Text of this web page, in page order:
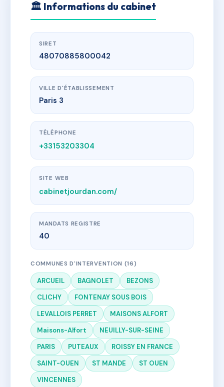
🏛 Informations du cabinet
SIRET
48070885800042
VILLE D'ÉTABLISSEMENT
Paris 3
TÉLÉPHONE
+33153203304
SITE WEB
cabinetjourdan.com/
MANDATS REGISTRE
40
COMMUNES D'INTERVENTION (16)
ARCUEIL BAGNOLET
BEZONS
CLICHY
FONTENAY SOUS BOIS
LEVALLOIS PERRET
MAISONS ALFORT
Maisons-Alfort
NEUILLY-SUR-SEINE
PARIS
PUTEAUX
ROISSY EN FRANCE
SAINT-OUEN
ST MANDE
ST OUEN
VINCENNES